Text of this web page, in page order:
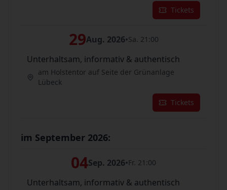
Tickets
29Aug. 2026•Sa. 21:00
Unterhaltsam, informativ & authentisch
am Holstentor auf Seite der Grünanlage
Lübeck
Tickets
im September 2026:
04Sep. 2026•Fr. 21:00
Unterhaltsam, informativ & authentisch